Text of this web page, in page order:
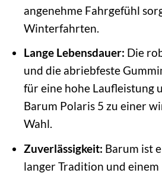
angenehme Fahrgefühl
Winterfahrten.
Lange Lebensdauer: Die
und die abriebfeste
für eine hohe Laufleistung
Barum Polaris 5 zu einer
Wahl.
Zuverlässigkeit: Barum ist
langer Tradition und